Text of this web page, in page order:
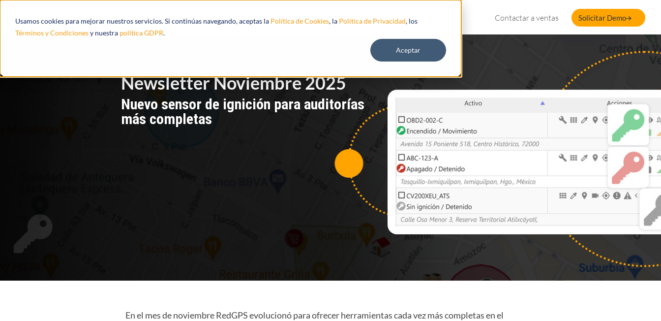
Usamos cookies para mejorar nuestros servicios. Si continúas navegando, aceptas la Política de Cookies, la Política de Privacidad, los
Términos y Condicionesy nuestra politica GDPR.
Aceptar
Productos Ecosistema Integraciones Recursos Contactar a ventas Solicitar Demo
Newsletter Noviembre 2025
Nuevo sensor de ignición para auditorías
más completas
En el mes de noviembre RedGPS evolucionó para ofrecer herramientas cada vez más completas en el